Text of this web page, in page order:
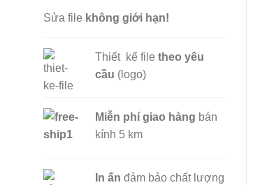
Sửa file không giới hạn!
Thiết kế file theo yêu
cầu (logo)
Miễn phí giao hàng bán
kính 5 km
In ấn đảm bảo chất lượng